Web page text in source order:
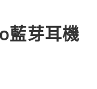
藍芽耳機